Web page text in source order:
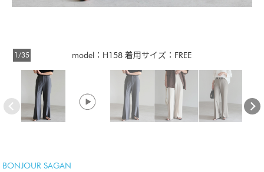
model：H158 着用サイズ：FREE
1/35
BONJOUR SAGAN